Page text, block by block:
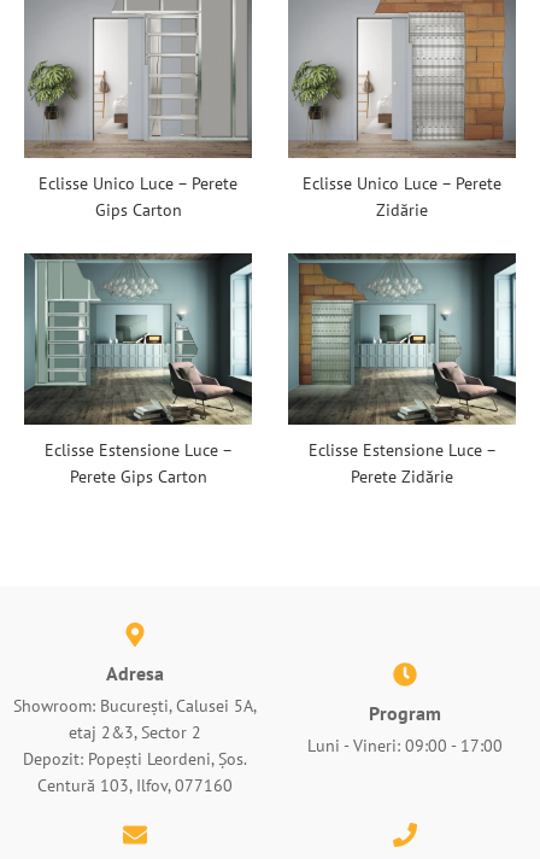
Eclisse Unico Luce – Perete
Gips Carton
Eclisse Unico Luce – Perete
Zidărie
Eclisse Estensione Luce –
Perete Gips Carton
Eclisse Estensione Luce –
Perete Zidărie
Adresa
Showroom: București, Calusei 5A,
etaj 2&3, Sector 2
Depozit: Popești Leordeni, Șos.
Centură 103, Ilfov, 077160
Program
Luni - Vineri: 09:00 - 17:00